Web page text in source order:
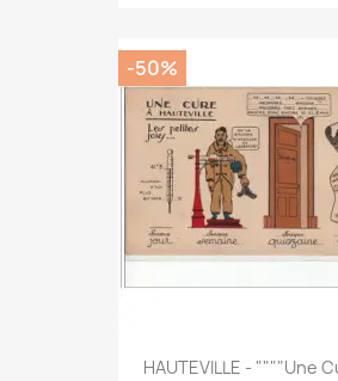
HAUTEVILLE - """"Une
-50%